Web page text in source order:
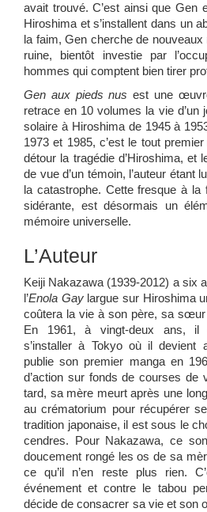
avait trouvé. C’est ainsi que Gen
Hiroshima et s’installent dans un
la faim, Gen cherche de
ruine, bientôt investie par
hommes qui comptent bien tirer
Gen aux pieds nusest une
retrace en 10 volumes la vie d’un
solaire à Hiroshima de 1945 à
1973 et 1985, c’est le tout
détour la tragédie d’Hiroshima, et
de vue d’un témoin, l’auteur étant
la catastrophe. Cette fresque à la
sidérante, est désormais un
mémoire universelle.
L’Auteur
Keiji Nakazawa (1939-2012) a six
l’Enola Gaylargue sur Hiroshima
coûtera la vie à son père, sa
En 1961, à vingt-deux ans, il
s’installer à Tokyo où il devient
publie son premier manga en
d’action sur fonds de courses de
tard, sa mère meurt après une
au crématorium pour récupérer
tradition japonaise, il est sous le
cendres. Pour Nakazawa, ce
doucement rongé les os de sa
ce qu’il n’en reste plus rien.
événement et contre le tabou
décide de consacrer sa vie et son